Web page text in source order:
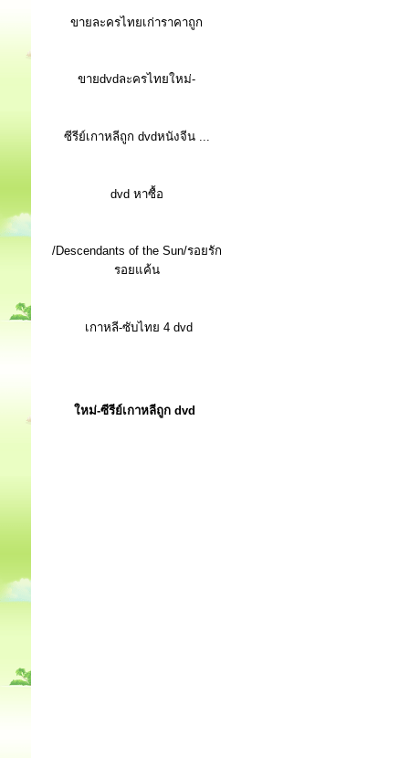
ขายละครไทยเก่าราคาถูก
ขายdvdละครไทยใหม่-
ซีรีย์เกาหลีถูก dvdหนังจีน ...
dvd หาซื้อ
/Descendants of the Sun/รอยรัก
รอยแค้น
เกาหลี-ซับไทย 4 dvd
ใหม่-ซีรีย์เกาหลีถูก dvd